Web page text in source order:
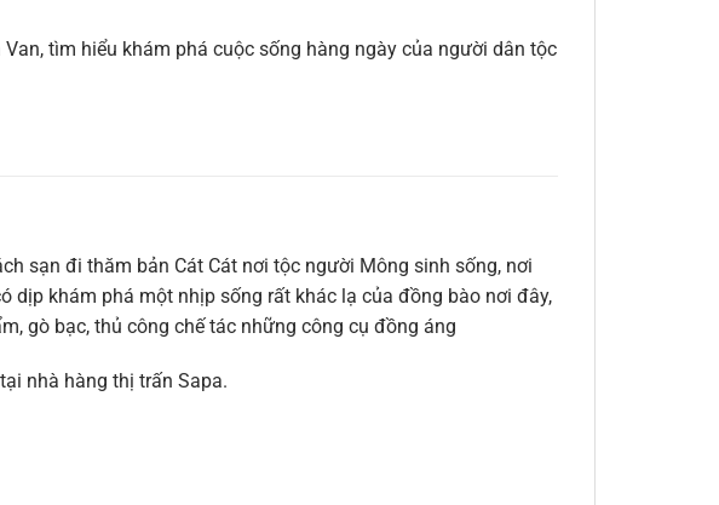
tìm hiểu khám phá cuộc sống hàng ngày của người dân tộc
sạn đi thăm bản Cát Cát nơi tộc người Mông sinh sống, nơi
dịp khám phá một nhịp sống rất khác lạ của đồng bào nơi đây,
gò bạc, thủ công chế tác những công cụ đồng áng
nhà hàng thị trấn Sapa.